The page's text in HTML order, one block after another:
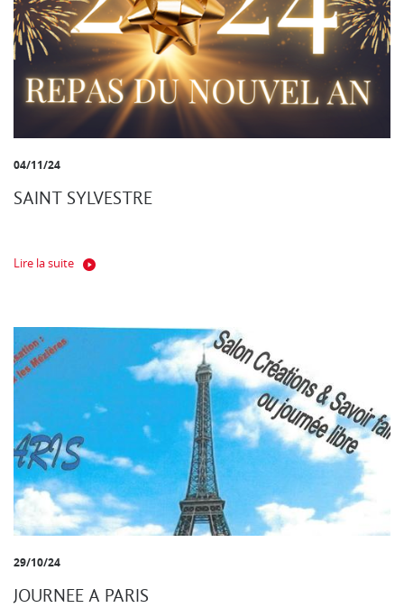
04/11/24
SAINT SYLVESTRE
Lire la suite
29/10/24
JOURNEE A PARIS